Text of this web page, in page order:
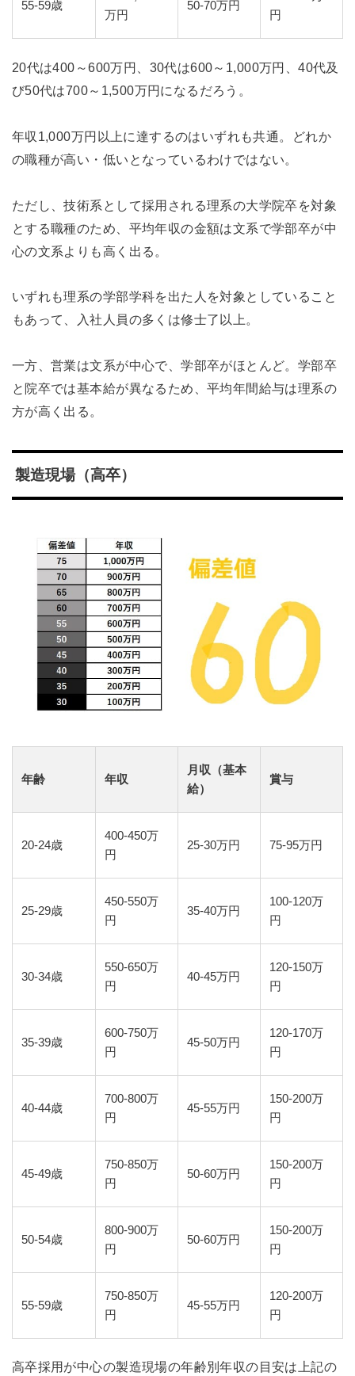
55-59歳
万円
50-70万円
円
20代は400～600万円、30代は600～1,000万円、40代及
び50代は700～1,500万円になるだろう。
年収1,000万円以上に達するのはいずれも共通。どれか
の職種が高い・低いとなっているわけではない。
ただし、技術系として採用される理系の大学院卒を対象
とする職種のため、平均年収の金額は文系で学部卒が中
心の文系よりも高く出る。
いずれも理系の学部学科を出た人を対象としていること
もあって、入社人員の多くは修士了以上。
一方、営業は文系が中心で、学部卒がほとんど。学部卒
と院卒では基本給が異なるため、平均年間給与は理系の
方が高く出る。
製造現場（高卒）
年齢 年収
月収（基本
給）
賞与
20-24歳
400-450万
円
25-30万円 75-95万円
25-29歳
450-550万
円
35-40万円
100-120万
円
30-34歳
550-650万
円
40-45万円
120-150万
円
35-39歳
600-750万
円
45-50万円
120-170万
円
40-44歳
700-800万
円
45-55万円
150-200万
円
45-49歳
750-850万
円
50-60万円
150-200万
円
50-54歳
800-900万
円
50-60万円
150-200万
円
55-59歳
750-850万
円
45-55万円
120-200万
円
高卒採用が中心の製造現場の年齢別年収の目安は上記の